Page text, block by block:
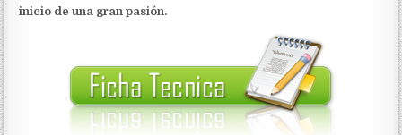
inicio de una gran pasión.